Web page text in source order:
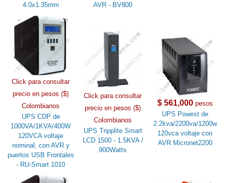
4.0x1.35mm
AVR - BV800
Click para consultar
precio en pesos ($)
Colombianos
UPS CDP de
1000VA/1KVA/400W
120VCA voltaje
nominal, con AVR y
puertos USB Frontales
- RU-Smart 1010
Click para consultar
precio en pesos ($)
Colombianos
UPS Tripplite Smart
LCD 1500 - 1.5KVA /
900Watts
$ 561,000pesos
UPS Powest de
2.2kva/2200va/1200w
120vca voltaje con
AVR Micronet2200